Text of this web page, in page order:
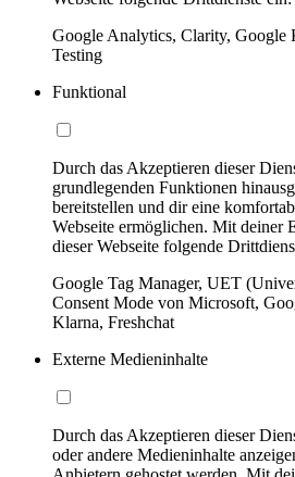
Google Analytics, Clarity, Google
Testing
Funktional
Durch das Akzeptieren dieser
grundlegenden Funktionen
bereitstellen und dir eine
Webseite ermöglichen. Mit deiner
dieser Webseite folgende
Google Tag Manager, UET
Consent Mode von Microsoft,
Klarna, Freshchat
Externe Medieninhalte
Durch das Akzeptieren dieser
oder andere Medieninhalte